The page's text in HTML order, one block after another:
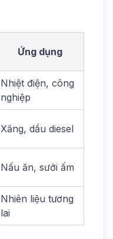
Ứng dụng
Nhiệt điện, công
nghiệp
Xăng, dầu diesel
Nấu ăn, sưởi ấm
Nhiên liệu tương
lai